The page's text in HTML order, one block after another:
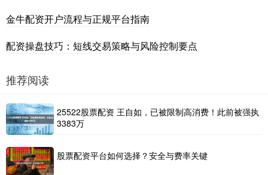
金牛配资开户流程与正规平台指南
配资操盘技巧：短线交易策略与风险控制要点
推荐阅读
25522股票配资 王自如，已被限制高消费！此前被强执
3383万
股票配资平台如何选择？安全与费率关键